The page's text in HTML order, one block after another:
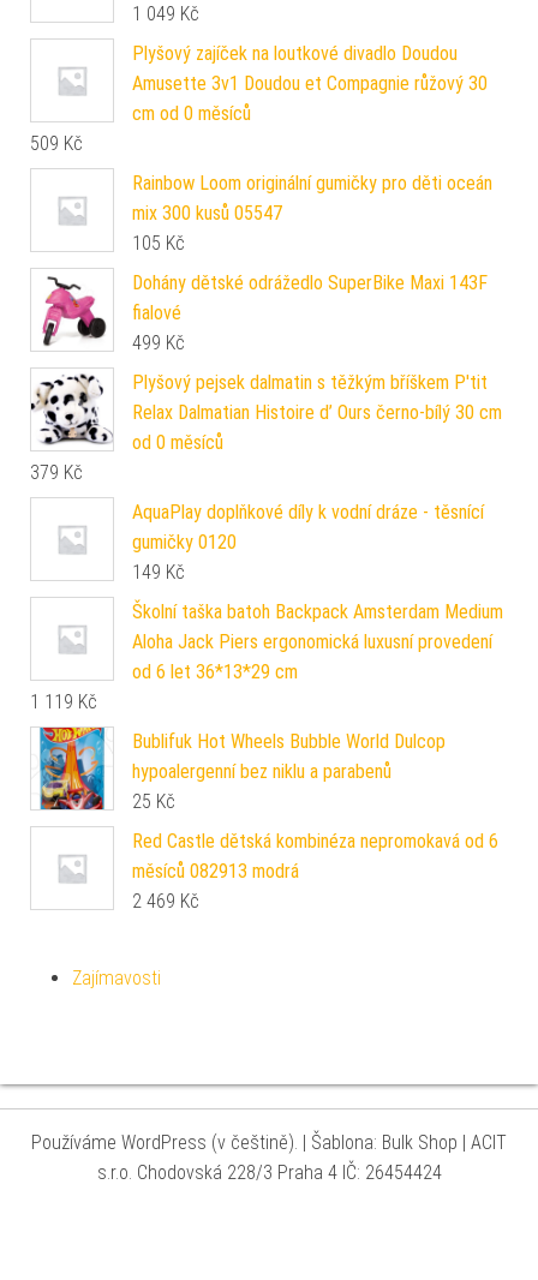
1 049 Kč
Plyšový zajíček na loutkové divadlo Doudou
Amusette 3v1 Doudou et Compagnie růžový 30
cm od 0 měsíců
509 Kč
Rainbow Loom originální gumičky pro děti oceán
mix 300 kusů 05547
105 Kč
Dohány dětské odrážedlo SuperBike Maxi 143F
fialové
499 Kč
Plyšový pejsek dalmatin s těžkým bříškem P'tit
Relax Dalmatian Histoire d’ Ours černo-bílý 30 cm
od 0 měsíců
379 Kč
AquaPlay doplňkové díly k vodní dráze - těsnící
gumičky 0120
149 Kč
Školní taška batoh Backpack Amsterdam Medium
Aloha Jack Piers ergonomická luxusní provedení
od 6 let 36*13*29 cm
1 119 Kč
Bublifuk Hot Wheels Bubble World Dulcop
hypoalergenní bez niklu a parabenů
25 Kč
Red Castle dětská kombinéza nepromokavá od 6
měsíců 082913 modrá
2 469 Kč
Zajímavosti
Používáme WordPress (v češtině). | Šablona: Bulk Shop | ACIT
s.r.o. Chodovská 228/3 Praha 4 IČ: 26454424